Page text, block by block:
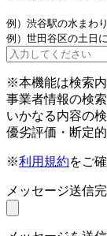
例）渋谷駅の水まわ
例）世田谷区の土日
※本機能は検索内
事業者情報の検
いかなる内容の
優劣評価・断定
※利用規約をご
メッセージ送信